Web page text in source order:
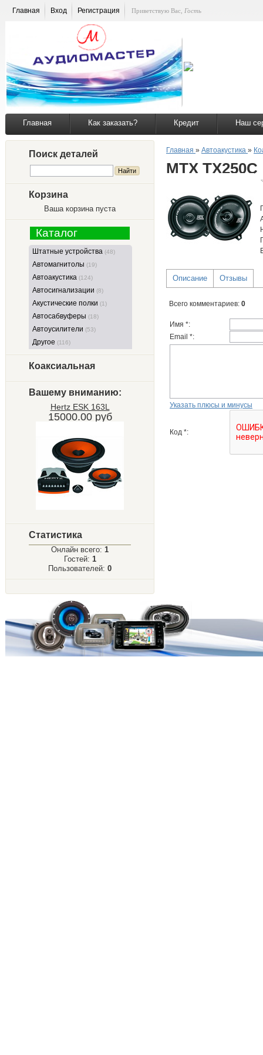
Главная Вход Регистрация Приветствую Вас Гость
Главная Как заказать? Кредит Наш
Поиск деталей
Корзина
Ваша корзина пуста
Каталог
Штатные устройства (48)
Автомагнитолы (19)
Автоакустика (124)
Автосигнализации (8)
Акустические полки (1)
Автосабвуферы (18)
Автоусилители (53)
Другое (116)
Коаксиальная
Вашему вниманию:
Hertz ESK 163L
15000.00 руб
Статистика
Онлайн всего: 1
Гостей: 1
Пользователей: 0
Главная » Автоакустика »
MTX TX250C
Описание Отзывы
Всего комментариев: 0
Имя *:
Email *:
Указать плюсы и минусы
Код *: